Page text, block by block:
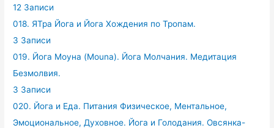
12 Записи
018. ЯТра Йога и Йога Хождения по Тропам.
3 Записи
019. Йога Моуна (Mouna). Йога Молчания. Медитация
Безмолвия.
3 Записи
020. Йога и Еда. Питания Физическое, Ментальное,
Эмоциональное, Духовное. Йога и Голодания. Овсянка-